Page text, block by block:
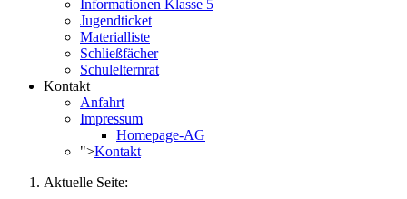
Informationen Klasse 5
Jugendticket
Materialliste
Schließfächer
Schulelternrat
Kontakt
Anfahrt
Impressum
Homepage-AG
">Kontakt
Aktuelle Seite: